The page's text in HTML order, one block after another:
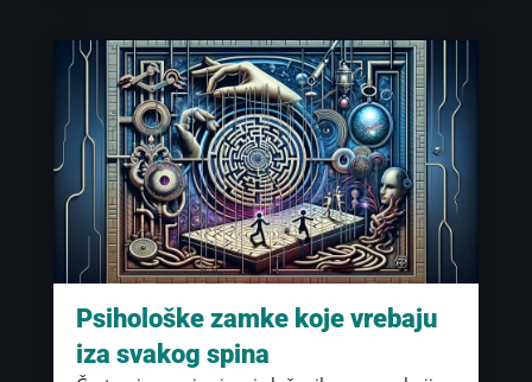
Psihološke zamke koje vrebaju
iza svakog spina